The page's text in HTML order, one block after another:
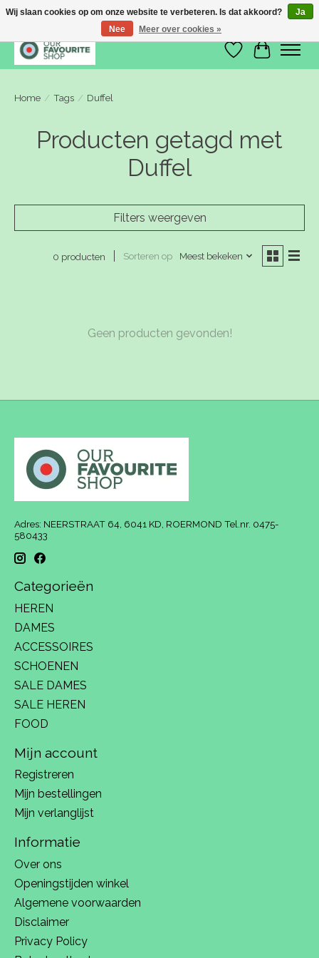
Verlanglijst
Home / Tags / Duffel
Producten getagd met
Duffel
Filters weergeven
0 producten Sorteren op Meest bekeken
Geen producten gevonden!
Adres: NEERSTRAAT 64, 6041 KD, ROERMOND Tel.nr. 0475-
580433
Categorieën
HEREN
DAMES
ACCESSOIRES
SCHOENEN
SALE DAMES
SALE HEREN
FOOD
Mijn account
Registreren
Mijn bestellingen
Mijn verlanglijst
Informatie
Over ons
Openingstijden winkel
Algemene voorwaarden
Disclaimer
Privacy Policy
Wij slaan cookies op om onze website te verbeteren. Is dat akkoord?
Ja
Nee
Meer over cookies »